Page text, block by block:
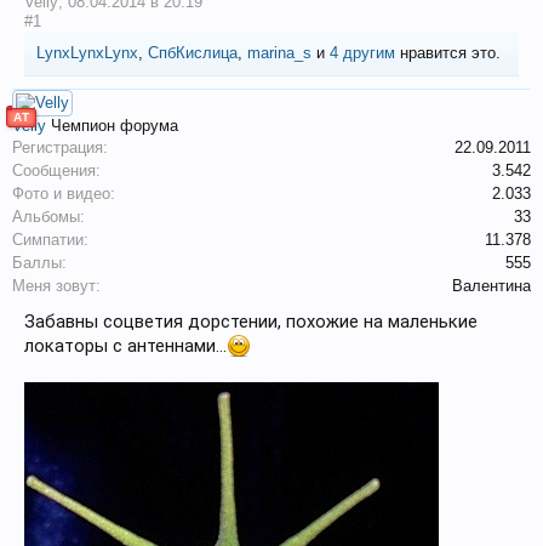
#1
LynxLynxLynx, СпбКислица, marina_s и 4 другим нравится это.
АТ
Velly Чемпион форума
Регистрация:
22.09.2011
Сообщения:
3.542
Фото и видео:
2.033
Альбомы:
33
Симпатии:
11.378
Баллы:
555
Меня зовут:
Валентина
Забавны соцветия дорстении, похожие на маленькие
локаторы с антеннами...